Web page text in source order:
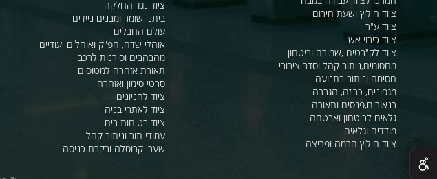
ציוד בטיחות בעבודה
המרכז לציוד עבודה בגובה
ציוד חילוץ ושעת חירום
ציוד כיבוי אש
ציוד לק"בטים ,שמירה וביטחון
מחסומים,ניתוב קהל וסדר ציבורי
חסימה וניתוב בתנועה
מגפונים, כריזה, הגברה
רנאורים,פנסים ותאורה
גלאים לביטחון ואבטחה
מראות פנורמיות וכדוריות
גנרטורים ומערכות חשמל
המחלקה לקשר ורדיו
ציוד נגד החלקה
ביתני שומר ומבנים ניידים
עולם החבלים
אוהלי שדה, חפ"ק ואוהלים יעודיים
מהבהבים וסירנות לרכב
תאורת אזהרה למטוסים
סרטי סימון ואזהרה
ציוד לחניונים
ציוד לאתרי בניה